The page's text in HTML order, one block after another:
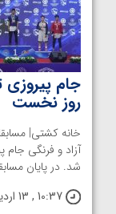
روز نخست
خانه کشتی|
شد. در پایان
10:37 , 13 اردیبهشت 04